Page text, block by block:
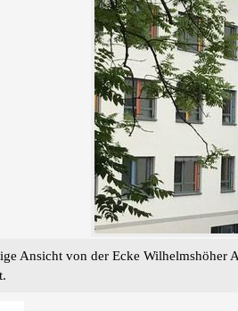
Ansicht von der Ecke Wilhelmshöher